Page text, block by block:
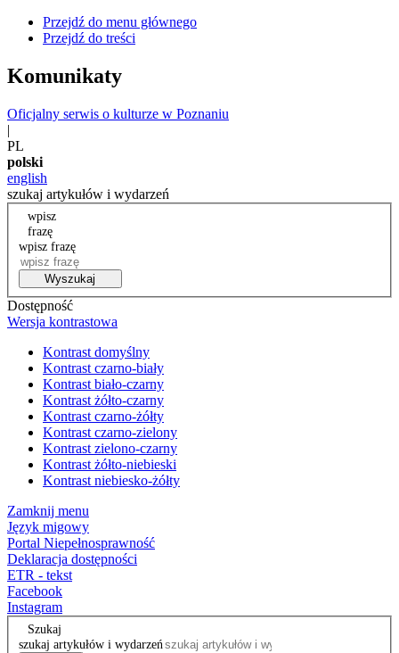
Przejdź do menu głównego
Przejdź do treści
Komunikaty
Oficjalny serwis o kulturze w Poznaniu
|
PL
polski
english
szukaj artykułów i wydarzeń
wpisz
frazę
wpisz frazę
Wyszukaj
Dostępność
Wersja kontrastowa
Kontrast domyślny
Kontrast czarno-biały
Kontrast biało-czarny
Kontrast żółto-czarny
Kontrast czarno-żółty
Kontrast czarno-zielony
Kontrast zielono-czarny
Kontrast żółto-niebieski
Kontrast niebiesko-żółty
Zamknij menu
Język migowy
Portal Niepełnosprawność
Deklaracja dostępności
ETR - tekst
Facebook
Instagram
Szukaj
szukaj artykułów i wydarzeń